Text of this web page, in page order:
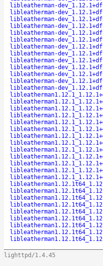
libleatherman-
libleatherman-
libleatherman-
libleatherman-
libleatherman-
libleatherman-
libleatherman-
libleatherman-
libleatherman-
libleatherman-
libleatherman-
libleatherman-
libleatherman-
lighttpd/1.4.45